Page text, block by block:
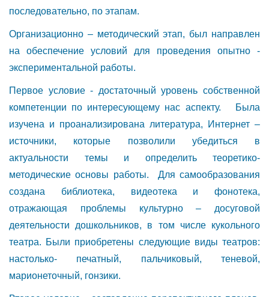
последовательно, по этапам.
Организационно – методический этап, был направлен
на обеспечение условий для проведения опытно -
экспериментальной работы.
Первое условие - достаточный уровень собственной
компетенции по интересующему нас аспекту. Была
изучена и проанализирована литература, Интернет –
источники, которые позволили убедиться в
актуальности темы и определить теоретико-
методические основы работы. Для самообразования
создана библиотека, видеотека и фонотека,
отражающая проблемы культурно – досуговой
деятельности дошкольников, в том числе кукольного
театра. Были приобретены следующие виды театров:
настолько- печатный, пальчиковый, теневой,
марионеточный, гонзики.